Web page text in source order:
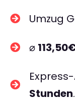
Umzug
⌀
Stunden.